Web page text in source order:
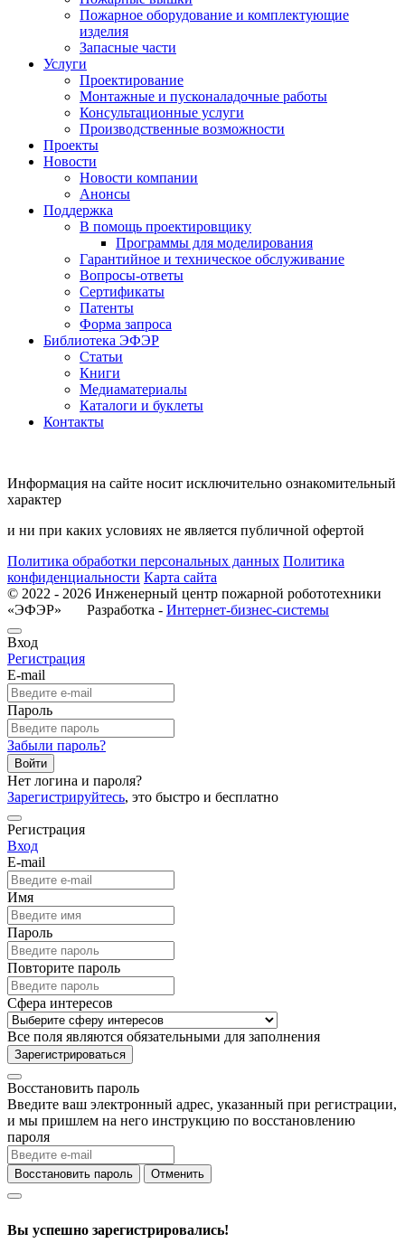
Пожарное оборудование и комплектующие
изделия
Запасные части
Услуги
Проектирование
Монтажные и пусконаладочные работы
Консультационные услуги
Производственные возможности
Проекты
Новости
Новости компании
Анонсы
Поддержка
В помощь проектировщику
Программы для моделирования
Гарантийное и техническое обслуживание
Вопросы-ответы
Сертификаты
Патенты
Форма запроса
Библиотека ЭФЭР
Статьи
Книги
Медиаматериалы
Каталоги и буклеты
Контакты
Информация на сайте носит исключительно ознакомительный
характер
и ни при каких условиях не является публичной офертой
Политика обработки персональных данных Политика
конфиденциальности Карта сайта
© 2022 - 2026 Инженерный центр пожарной робототехники
«ЭФЭР» Разработка - Интернет-бизнес-системы
Вход
Регистрация
E-mail
Пароль
Забыли пароль?
Войти
Нет логина и пароля?
Зарегистрируйтесь, это быстро и бесплатно
Регистрация
Вход
E-mail
Имя
Пароль
Повторите пароль
Сфера интересов
Все поля являются обязательными для заполнения
Зарегистрироваться
Восстановить пароль
Введите ваш электронный адрес, указанный при регистрации,
и мы пришлем на него инструкцию по восстановлению
пароля
Восстановить пароль Отменить
Вы успешно зарегистрировались!